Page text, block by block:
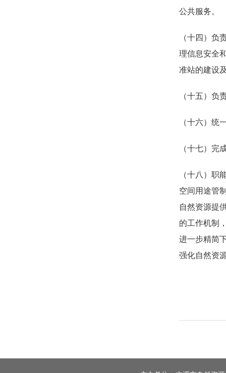
公共服务。
（十四）负
理信息安全
准站的建设
（十五）负
（十六）统
（十七）完
（十八）职
空间用途管
自然资源提
的工作机制
进一步精简
强化自然资